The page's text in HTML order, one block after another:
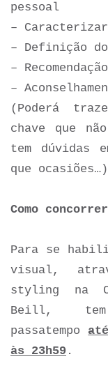
pessoal
–
– Definição
–
–
(Poderá
chave que
tem dúvidas
que ocasiões…)
Como
Para se
visual,
styling na
Beill,
passatempo
às 23h59 .